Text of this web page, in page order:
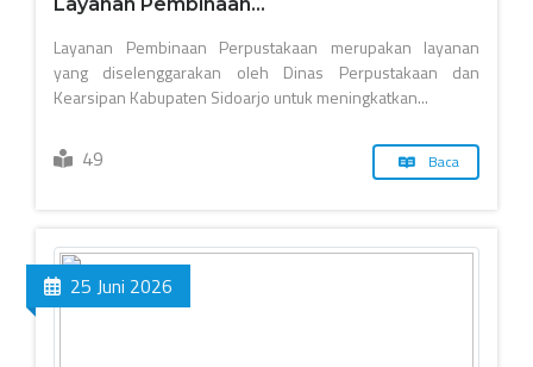
Layanan Pembinaan Perpustakaan merupakan layanan
yang diselenggarakan oleh Dinas Perpustakaan dan
Kearsipan Kabupaten Sidoarjo untuk meningkatkan...
49 Baca
25 Juni 2026